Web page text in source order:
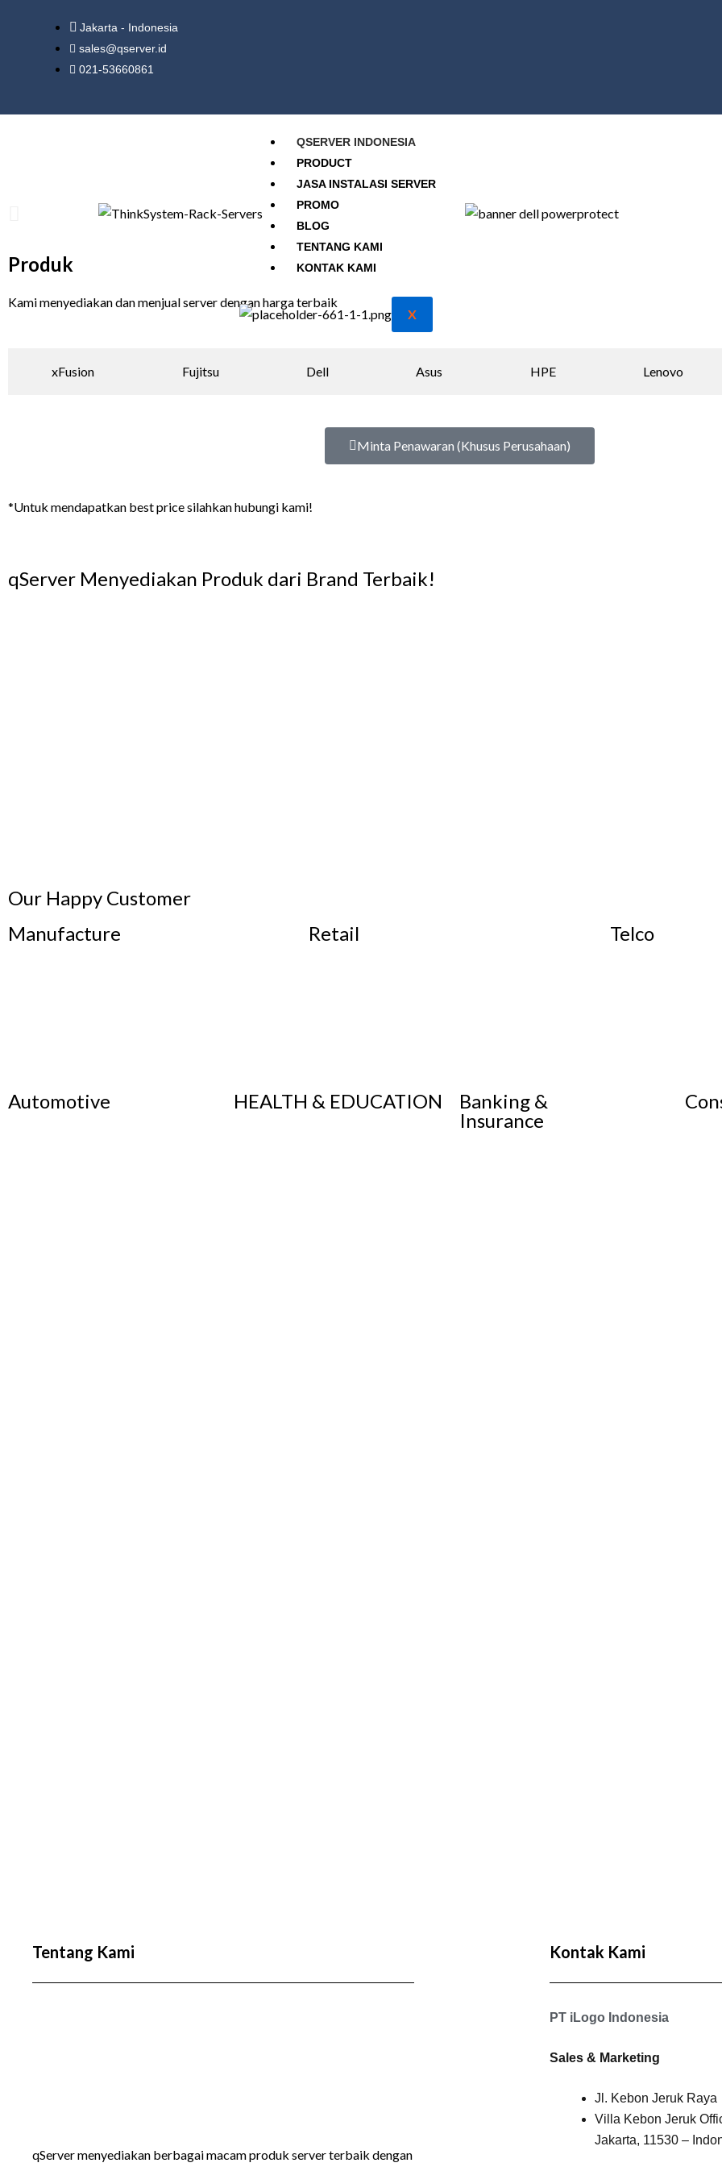
Jakarta - Indonesia
sales@qserver.id
021-53660861
QSERVER INDONESIA
PRODUCT
JASA INSTALASI SERVER
PROMO
BLOG
TENTANG KAMI
KONTAK KAMI
X
Produk
Kami menyediakan dan menjual server dengan harga terbaik
xFusion Fujitsu Dell Asus HPE Lenovo
Minta Penawaran (Khusus Perusahaan)
*Untuk mendapatkan best price silahkan hubungi kami!
qServer Menyediakan Produk dari Brand Terbaik!
Our Happy Customer
Manufacture
Retail Telco
Automotive HEALTH & EDUCATION
Banking &
Insurance
Tentang Kami
qServer menyediakan berbagai macam produk server terbaik dengan
Kontak Kami
PT iLogo Indonesia
Sales & Marketing
Jl. Kebon Jeruk Raya
Villa Kebon Jeruk
Jakarta, 11530 –